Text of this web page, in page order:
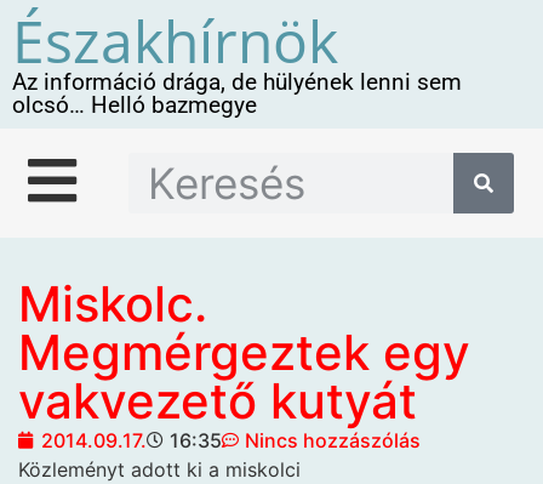
Északhírnök
Az információ drága, de hülyének lenni sem
olcsó… Helló bazmegye
Miskolc.
Megmérgeztek egy
vakvezető kutyát
2014.09.17. 16:35
Nincs hozzászólás
Közleményt adott ki a miskolci